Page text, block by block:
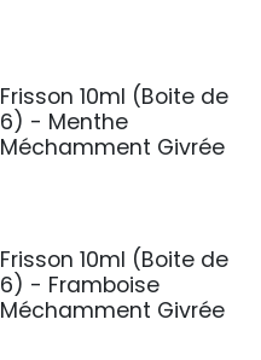
Frisson 10ml (Boite de
6) - Menthe
Méchamment Givrée
Frisson 10ml (Boite de
6) - Framboise
Méchamment Givrée